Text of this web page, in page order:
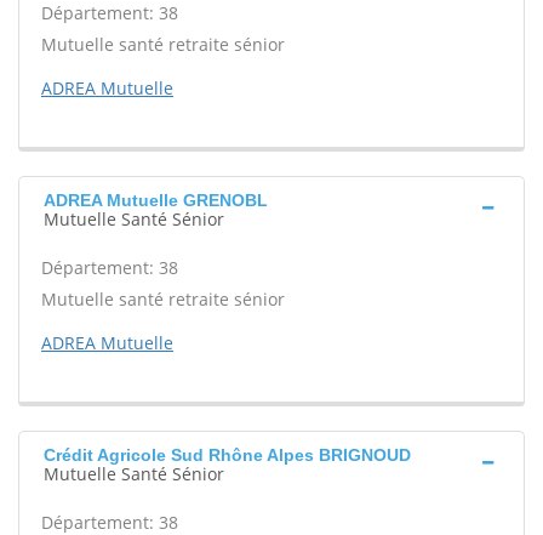
Département: 38
Mutuelle santé retraite sénior
ADREA Mutuelle
ADREA Mutuelle GRENOBL
Mutuelle Santé Sénior
Département: 38
Mutuelle santé retraite sénior
ADREA Mutuelle
Crédit Agricole Sud Rhône Alpes BRIGNOUD
Mutuelle Santé Sénior
Département: 38